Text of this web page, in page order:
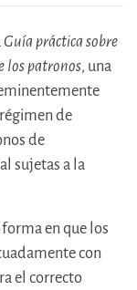
Guía práctica sobre
los patronos, una
de
de
sujetas a la
en que los
con
el correcto